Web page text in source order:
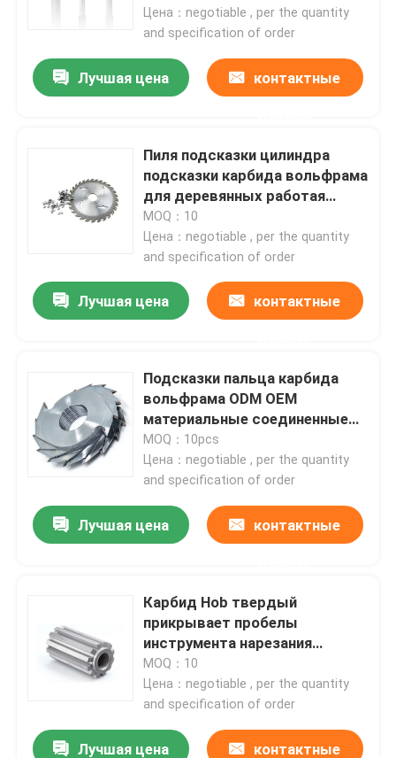
Главная страница
Продукция
О Компании
Наша фабрика
контроль качества
Отправить запрос
Карбид режа вставки
вставки карбида поворачивая
Цена：negotiable , per the quantity
and specification of order
Лучшая цена контактные
Пиля подсказки цилиндра
подсказки карбида вольфрама
для деревянных работая
режущих инструментов
MOQ：10
Цена：negotiable , per the quantity
and specification of order
Лучшая цена контактные
Подсказки пальца карбида
вольфрама ODM OEM
материальные соединенные
для деревянной деятельности
MOQ：10pcs
Цена：negotiable , per the quantity
and specification of order
Лучшая цена контактные
Карбид Hob твердый
прикрывает пробелы
инструмента нарезания
зубчатых колес
сопротивления носки
MOQ：10
Цена：negotiable , per the quantity
and specification of order
Лучшая цена контактные